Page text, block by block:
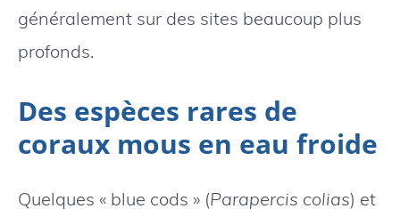
généralement sur des sites beaucoup plus
profonds.
Des espèces rares de
coraux mous en eau froide
Quelques « blue cods » (Parapercis colias) et